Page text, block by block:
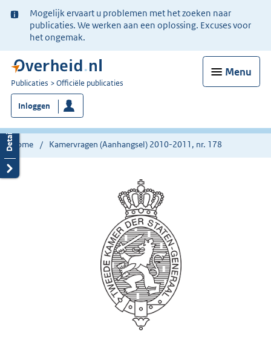
Ter
informatie:
Mogelijk ervaart u problemen met het zoeken naar
publicaties. We werken aan een oplossing. Excuses voor
het ongemak.
Menu
U
bent
nu
hier:
Publicaties Officiële publicaties
Inloggen
Home Kamervragen (Aanhangsel) 2010-2011, nr. 178